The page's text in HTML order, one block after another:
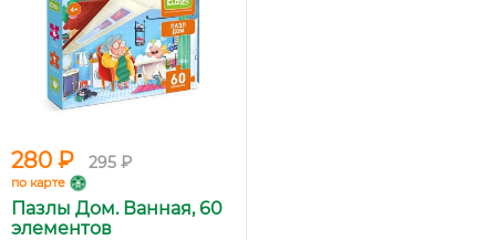
280 ₽ 295 ₽
по карте
Пазлы Дом. Ванная, 60
элементов